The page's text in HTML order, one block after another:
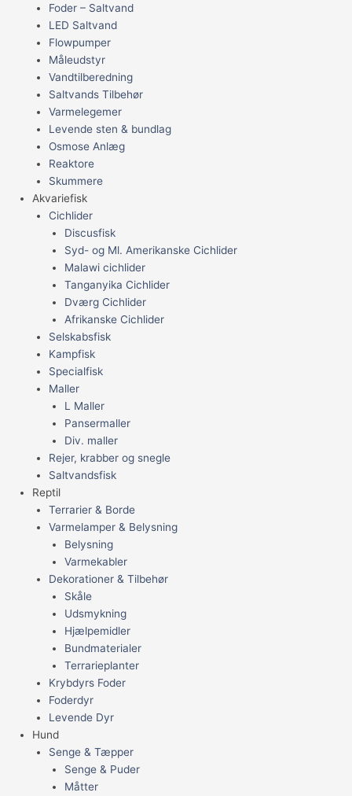
Foder – Saltvand
LED Saltvand
Flowpumper
Måleudstyr
Vandtilberedning
Saltvands Tilbehør
Varmelegemer
Levende sten & bundlag
Osmose Anlæg
Reaktore
Skummere
Akvariefisk
Cichlider
Discusfisk
Syd- og Ml. Amerikanske Cichlider
Malawi cichlider
Tanganyika Cichlider
Dværg Cichlider
Afrikanske Cichlider
Selskabsfisk
Kampfisk
Specialfisk
Maller
L Maller
Pansermaller
Div. maller
Rejer, krabber og snegle
Saltvandsfisk
Reptil
Terrarier & Borde
Varmelamper & Belysning
Belysning
Varmekabler
Dekorationer & Tilbehør
Skåle
Udsmykning
Hjælpemidler
Bundmaterialer
Terrarieplanter
Krybdyrs Foder
Foderdyr
Levende Dyr
Hund
Senge & Tæpper
Senge & Puder
Måtter